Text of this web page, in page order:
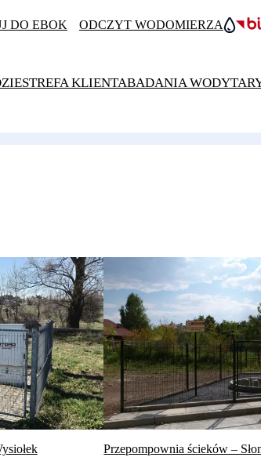
DO EBOK ODCZYT WODOMIERZA
STREFA KLIENTABADANIA WODY
Przepompownia ścieków –